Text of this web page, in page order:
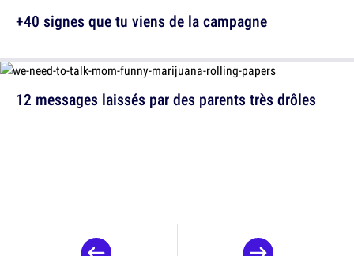
12 messages laissés par des parents très drôles
+40 signes que tu viens de la campagne